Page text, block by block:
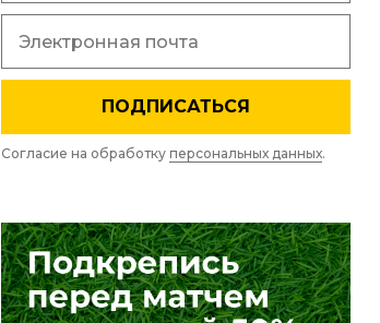
ПОДПИСАТЬСЯ
Согласие на обработку персональных данных.